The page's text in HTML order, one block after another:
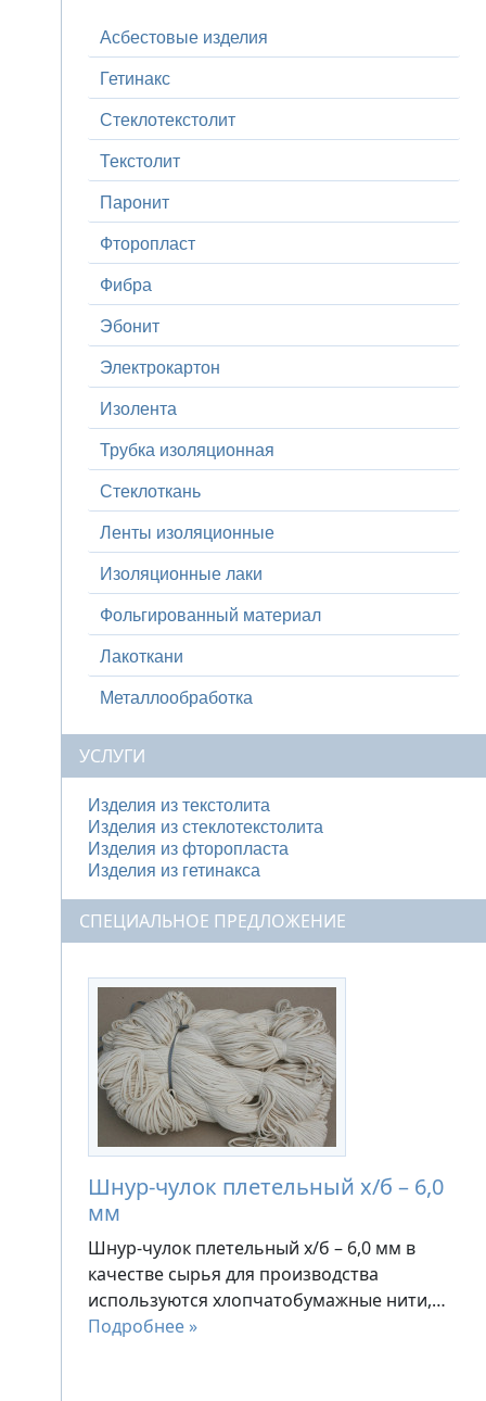
Асбестовые изделия
Гетинакс
Стеклотекстолит
Текстолит
Паронит
Фторопласт
Фибра
Эбонит
Электрокартон
Изолента
Трубка изоляционная
Стеклоткань
Ленты изоляционные
Изоляционные лаки
Фольгированный материал
Лакоткани
Металлообработка
УСЛУГИ
Изделия из текстолита
Изделия из стеклотекстолита
Изделия из фторопласта
Изделия из гетинакса
СПЕЦИАЛЬНОЕ ПРЕДЛОЖЕНИЕ
Шнур-чулок плетельный х/б – 6,0
мм
Шнур-чулок плетельный х/б – 6,0 мм в
качестве сырья для производства
используются хлопчатобумажные нити,…
Подробнее »